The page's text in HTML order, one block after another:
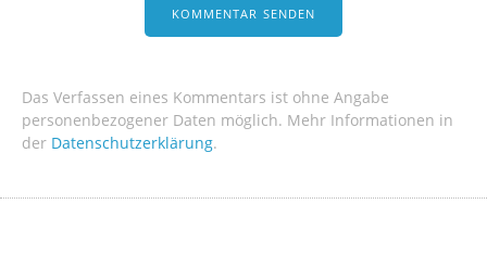
Das Verfassen eines Kommentars ist ohne Angabe
personenbezogener Daten möglich. Mehr Informationen in
der Datenschutzerklärung.